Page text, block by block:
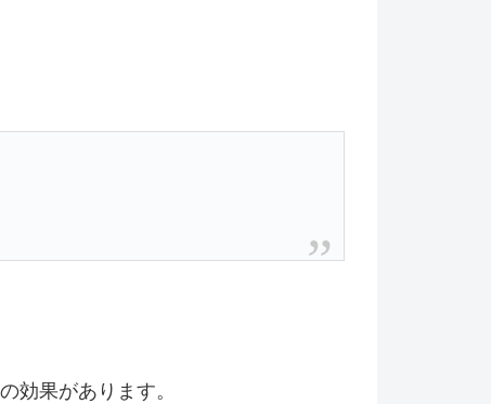
効果があります。